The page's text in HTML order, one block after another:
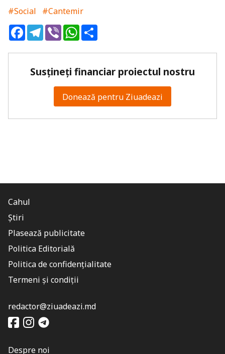
#Social
#Cantemir
FacebookTelegram
ViberWhatsApp
Susțineți financiar proiectul nostru
Donează pentru Ziuadeazi
Cahul
Știri
Plasează publicitate
Politica Editorială
Politica de confidențialitate
Termeni și condiții
redactor@ziuadeazi.md
Despre noi